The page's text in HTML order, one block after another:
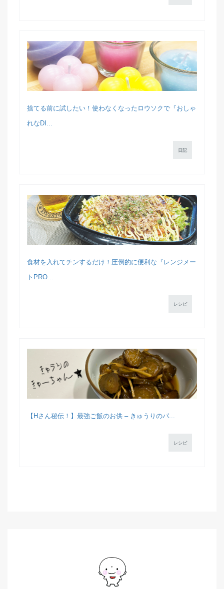
捨てる前に試したい！使わなくなったロウソクで『おしゃ
れなDI...
日記
食材を入れてチンするだけ！圧倒的に便利な『レンジメー
トPRO...
レシピ
【Hさん秘伝！】最強ご飯のお供 – きゅうりのパ...
レシピ